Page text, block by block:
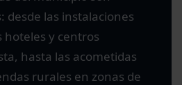
desde las instalaciones
hoteles y centros
hasta las acometidas
rurales en zonas de